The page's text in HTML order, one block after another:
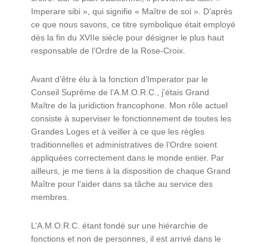
Imperare sibi », qui signifie « Maître de soi ». D’après
ce que nous savons, ce titre symbolique était employé
dès la fin du XVIIe siècle pour désigner le plus haut
responsable de l’Ordre de la Rose-Croix.
Avant d’être élu à la fonction d’Imperator par le
Conseil Suprême de l’A.M.O.R.C., j’étais Grand
Maître de la juridiction francophone. Mon rôle actuel
consiste à superviser le fonctionnement de toutes les
Grandes Loges et à veiller à ce que les règles
traditionnelles et administratives de l’Ordre soient
appliquées correctement dans le monde entier. Par
ailleurs, je me tiens à la disposition de chaque Grand
Maître pour l’aider dans sa tâche au service des
membres.
L’A.M.O.R.C. étant fondé sur une hiérarchie de
fonctions et non de personnes, il est arrivé dans le